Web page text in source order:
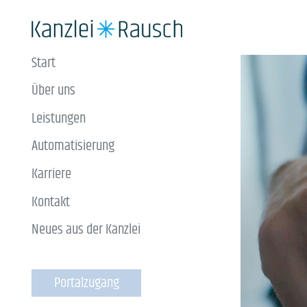
Start
Über uns
Leistungen
Automatisierung
Karriere
Kontakt
Neues aus der Kanzlei
Portalzugang
Über uns
Leistungen
Karriere
Kontakt